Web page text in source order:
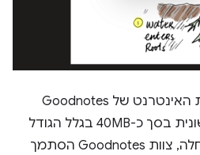
בנוסף, פתיחת אפליקציית האינטרנט של Goodnotes
גורמת לעלות הורדה ראשונית בסך כ-40MB בגלל הגודל
הבינארי של Wasm. בהתחלה, צוות Goodnotes הסתמך